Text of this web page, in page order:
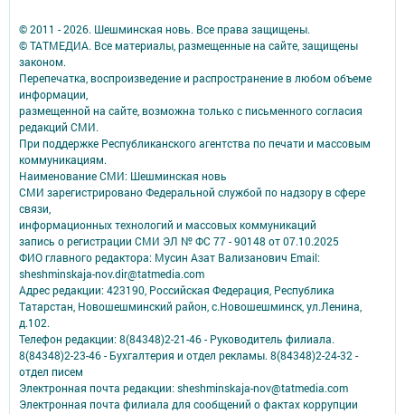
© 2011 - 2026. Шешминская новь. Все права защищены.
© ТАТМЕДИА. Все материалы, размещенные на сайте, защищены
законом.
Перепечатка, воспроизведение и распространение в любом объеме
информации,
размещенной на сайте, возможна только с письменного согласия
редакций СМИ.
При поддержке Республиканского агентства по печати и массовым
коммуникациям.
Наименование СМИ: Шешминская новь
СМИ зарегистрировано Федеральной службой по надзору в сфере
связи,
информационных технологий и массовых коммуникаций
запись о регистрации СМИ ЭЛ № ФС 77 - 90148 от 07.10.2025
ФИО главного редактора: Мусин Азат Вализанович Email:
sheshminskaja-nov.dir@tatmedia.com
Адрес редакции: 423190, Российская Федерация, Республика
Татарстан, Новошешминский район, с.Новошешминск, ул.Ленина,
д.102.
Телефон редакции: 8(84348)2-21-46 - Руководитель филиала.
8(84348)2-23-46 - Бухгалтерия и отдел рекламы. 8(84348)2-24-32 -
отдел писем
Электронная почта редакции: sheshminskaja-nov@tatmedia.com
Электронная почта филиала для сообщений о фактах коррупции